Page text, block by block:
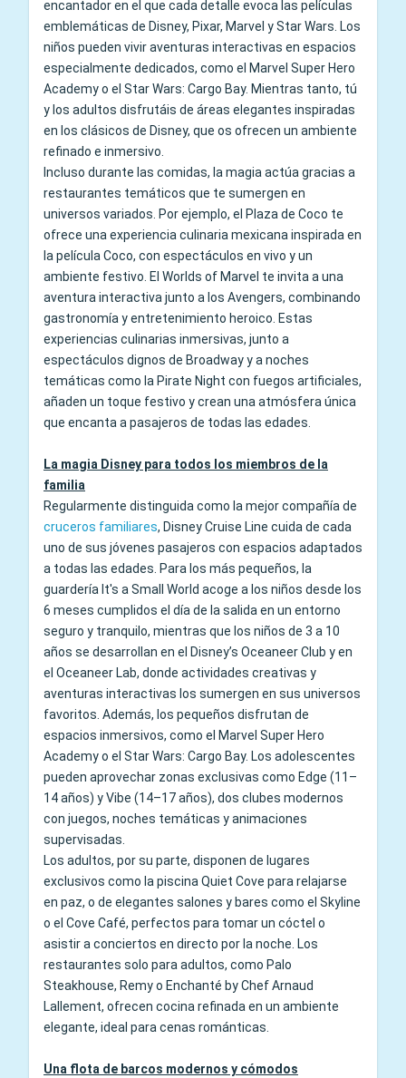
encantador en el que cada detalle evoca las películas
emblemáticas de Disney, Pixar, Marvel y Star Wars. Los
niños pueden vivir aventuras interactivas en espacios
especialmente dedicados, como el Marvel Super Hero
Academy o el Star Wars: Cargo Bay. Mientras tanto, tú
y los adultos disfrutáis de áreas elegantes inspiradas
en los clásicos de Disney, que os ofrecen un ambiente
refinado e inmersivo.
Incluso durante las comidas, la magia actúa gracias a
restaurantes temáticos que te sumergen en
universos variados. Por ejemplo, el Plaza de Coco te
ofrece una experiencia culinaria mexicana inspirada en
la película Coco, con espectáculos en vivo y un
ambiente festivo. El Worlds of Marvel te invita a una
aventura interactiva junto a los Avengers, combinando
gastronomía y entretenimiento heroico. Estas
experiencias culinarias inmersivas, junto a
espectáculos dignos de Broadway y a noches
temáticas como la Pirate Night con fuegos artificiales,
añaden un toque festivo y crean una atmósfera única
que encanta a pasajeros de todas las edades.
La magia Disney para todos los miembros de la
familia
Regularmente distinguida como la mejor compañía de
cruceros familiares, Disney Cruise Line cuida de cada
uno de sus jóvenes pasajeros con espacios adaptados
a todas las edades. Para los más pequeños, la
guardería It's a Small World acoge a los niños desde los
6 meses cumplidos el día de la salida en un entorno
seguro y tranquilo, mientras que los niños de 3 a 10
años se desarrollan en el Disney’s Oceaneer Club y en
el Oceaneer Lab, donde actividades creativas y
aventuras interactivas los sumergen en sus universos
favoritos. Además, los pequeños disfrutan de
espacios inmersivos, como el Marvel Super Hero
Academy o el Star Wars: Cargo Bay. Los adolescentes
pueden aprovechar zonas exclusivas como Edge (11–
14 años) y Vibe (14–17 años), dos clubes modernos
con juegos, noches temáticas y animaciones
supervisadas.
Los adultos, por su parte, disponen de lugares
exclusivos como la piscina Quiet Cove para relajarse
en paz, o de elegantes salones y bares como el Skyline
o el Cove Café, perfectos para tomar un cóctel o
asistir a conciertos en directo por la noche. Los
restaurantes solo para adultos, como Palo
Steakhouse, Remy o Enchanté by Chef Arnaud
Lallement, ofrecen cocina refinada en un ambiente
elegante, ideal para cenas románticas.
Una flota de barcos modernos y cómodos